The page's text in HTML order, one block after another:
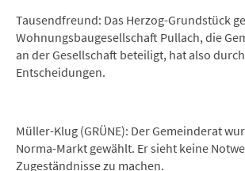
Tausendfreund: Das Herzog-Grundstück
Wohnungsbaugesellschaft Pullach, die
an der Gesellschaft beteiligt, hat also
Entscheidungen.
Müller-Klug (GRÜNE): Der Gemeinderat
Norma-Markt gewählt. Er sieht keine
Zugeständnisse zu machen.